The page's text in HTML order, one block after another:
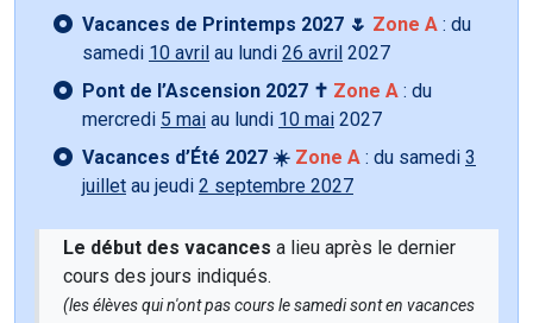
Vacances de Printemps 2027 🌷 Zone A : du
samedi 10 avril au lundi 26 avril 2027
Pont de l’Ascension 2027 ✝️ Zone A : du
mercredi 5 mai au lundi 10 mai 2027
Vacances d’Été 2027 ☀️ Zone A : du samedi 3
juillet au jeudi 2 septembre 2027
Le début des vacances a lieu après le dernier
cours des jours indiqués.
(les élèves qui n'ont pas cours le samedi sont en vacances